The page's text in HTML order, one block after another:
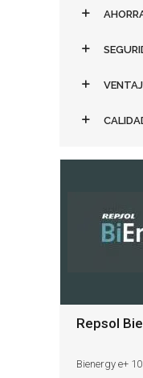
Repsol
Bienergy e+